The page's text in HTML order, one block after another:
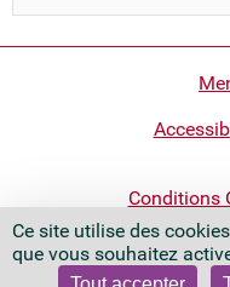
Ce site utilise des
que vous souhaitez
Conditions
Quai
75706